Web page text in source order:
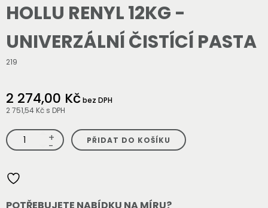
HOLLU RENYL 12KG -
UNIVERZÁLNÍ ČISTÍCÍ PASTA
219
2 274,00 Kčbez DPH
2 751,54 Kč s DPH
hollu
RENYL
12KG
čistící
pasta
množství
+
- PŘIDAT DO KOŠÍKU